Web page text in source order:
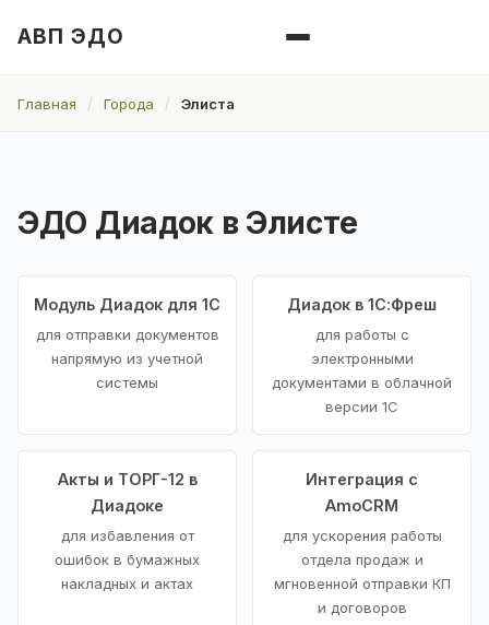
АВП ЭДО
Главная Города Элиста
ЭДО Диадок в Элисте
Модуль Диадок для 1С
для отправки документов
напрямую из учетной
системы
Диадок в 1С:Фреш
для работы с
электронными
документами в облачной
версии 1С
Акты и ТОРГ-12 в
Диадоке
для избавления от
ошибок в бумажных
накладных и актах
Интеграция с
AmoCRM
для ускорения работы
отдела продаж и
мгновенной отправки КП
и договоров